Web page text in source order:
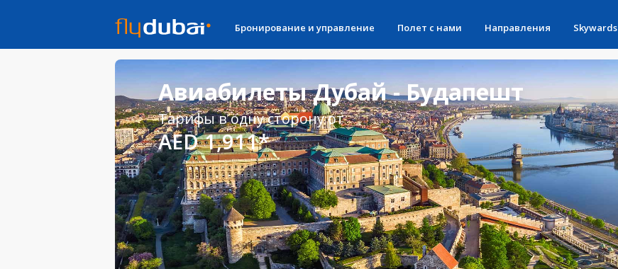
Бронирование и управление Полет с нами Направления Skywards
Авиабилеты Дубай - Будапешт
Тарифы в одну сторону от
AED 1,911*